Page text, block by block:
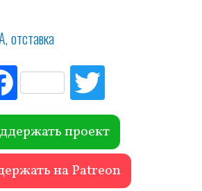
отставка
Fac
ebo
ok r
проект
на Patreon